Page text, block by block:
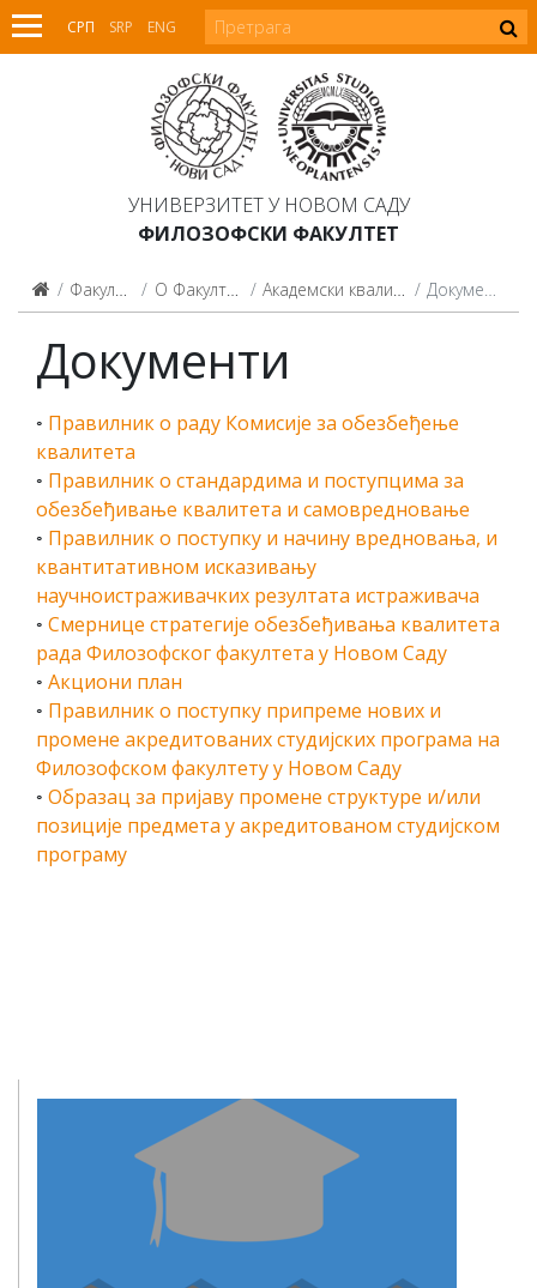
СРП SRP ENG
УНИВЕРЗИТЕТ У НОВОМ САДУ
ФИЛОЗОФСКИ ФАКУЛТЕТ
Факултет О Факултету Академски квалитет Документи
Документи
◦ Правилник о раду Комисије за обезбеђење
квалитета
◦ Правилник о стандардима и поступцима за
обезбеђивање квалитета и самовредновање
◦ Правилник о поступку и начину вредновања, и
квантитативном исказивању
научноистраживачких резултата истраживача
◦ Смернице стратегије обезбеђивања квалитета
рада Филозофског факултета у Новом Саду
◦ Акциони план
◦ Правилник о поступку припреме нових и
промене акредитованих студијских програма на
Филозофском факултету у Новом Саду
◦ Образац за пријаву промене структуре и/или
позиције предмета у акредитованом студијском
програму